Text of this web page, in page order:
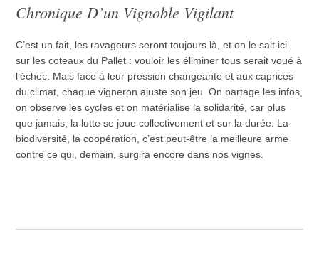
Chronique D’un Vignoble Vigilant
C’est un fait, les ravageurs seront toujours là, et on le sait ici
sur les coteaux du Pallet : vouloir les éliminer tous serait voué à
l’échec. Mais face à leur pression changeante et aux caprices
du climat, chaque vigneron ajuste son jeu. On partage les infos,
on observe les cycles et on matérialise la solidarité, car plus
que jamais, la lutte se joue collectivement et sur la durée. La
biodiversité, la coopération, c’est peut-être la meilleure arme
contre ce qui, demain, surgira encore dans nos vignes.